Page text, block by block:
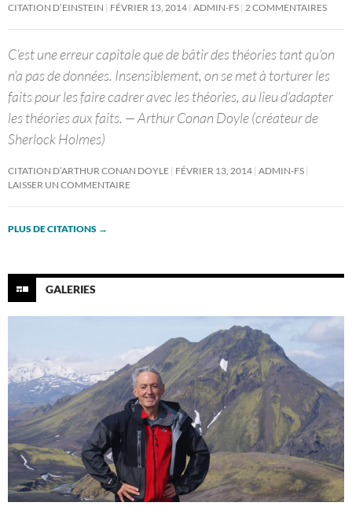
CITATION D’EINSTEIN FÉVRIER 13, 2014 ADMIN-FS 2 COMMENTAIRES
C’est une erreur capitale que de bâtir des théories tant qu’on
n’a pas de données. Insensiblement, on se met à torturer les
faits pour les faire cadrer avec les théories, au lieu d’adapter
les théories aux faits. — Arthur Conan Doyle (créateur de
Sherlock Holmes)
CITATION D’ARTHUR CONAN DOYLE FÉVRIER 13, 2014 ADMIN-FS
LAISSER UN COMMENTAIRE
PLUS DE CITATIONS →
GALERIES